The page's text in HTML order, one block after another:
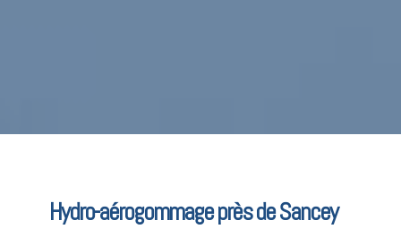
Hydro-aérogommage près de Sancey